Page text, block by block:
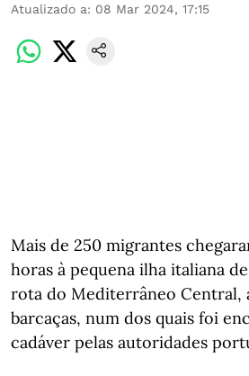
Atualizado a: 08 Mar 2024, 17:15
Mais de 250 migrantes
horas à pequena ilha italiana
rota do Mediterrâneo Central,
barcaças, num dos quais foi
cadáver pelas autoridades